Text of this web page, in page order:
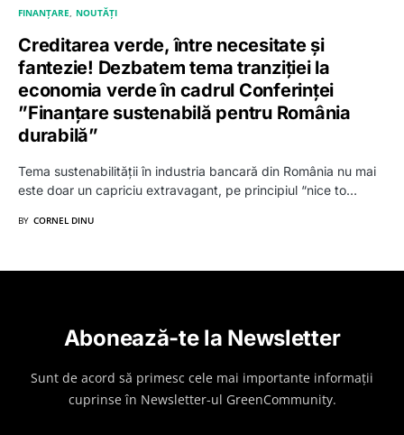
FINANȚARE NOUTĂȚI
Creditarea verde, între necesitate și
fantezie! Dezbatem tema tranziției la
economia verde în cadrul Conferinței
”Finanțare sustenabilă pentru România
durabilă”
Tema sustenabilității în industria bancară din România nu mai
este doar un capriciu extravagant, pe principiul “nice to…
BY CORNEL DINU
Abonează-te la Newsletter
Sunt de acord să primesc cele mai importante informații
cuprinse în Newsletter-ul GreenCommunity.